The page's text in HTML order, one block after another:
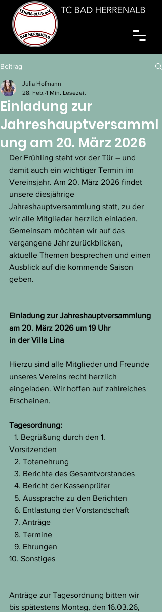
Beitrag
Einladung zur
Jahreshauptversamml
ung am 20. März 2026
Julia Hofmann
28. Feb. 1 Min. Lesezeit
Der Frühling steht vor der Tür – und
damit auch ein wichtiger Termin im
Vereinsjahr. Am 20. März 2026 findet
unsere diesjährige
Jahreshauptversammlung statt, zu der
wir alle Mitglieder herzlich einladen.
Gemeinsam möchten wir auf das
vergangene Jahr zurückblicken,
aktuelle Themen besprechen und einen
Ausblick auf die kommende Saison
geben.
Einladung zur Jahreshauptversammlung
am 20. März 2026 um 19 Uhr
in der Villa Lina
Hierzu sind alle Mitglieder und Freunde
unseres Vereins recht herzlich
eingeladen. Wir hoffen auf zahlreiches
Erscheinen.
Tagesordnung:
1.⁠ ⁠Begrüßung durch den 1.
Vorsitzenden
2.⁠ ⁠Totenehrung
3.⁠ ⁠Berichte des Gesamtvorstandes
4.⁠ ⁠Bericht der Kassenprüfer
5.⁠ ⁠Aussprache zu den Berichten
6.⁠ ⁠Entlastung der Vorstandschaft
7.⁠ ⁠Anträge
8.⁠ ⁠Termine
9.⁠ ⁠Ehrungen
10.⁠ ⁠Sonstiges
Anträge zur Tagesordnung bitten wir
bis spätestens Montag, den 16.03.26,